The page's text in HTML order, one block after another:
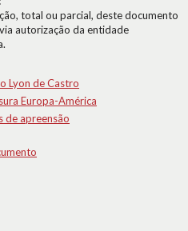
total ou parcial, deste documento
autorização da entidade
Lyon de Castro
Europa-América
de apreensão